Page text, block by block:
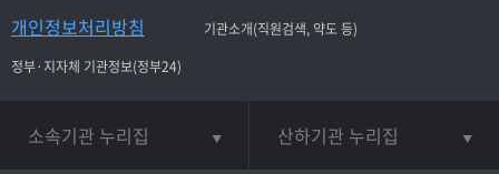
개인정보처리방침
기관소개(직원검색, 약도 등)
정부·지자체 기관정보(정부24)
소속기관 누리집 산하기관 누리집